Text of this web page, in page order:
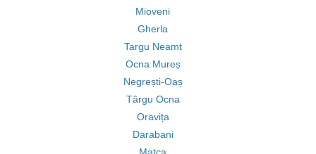
Mioveni
Gherla
Targu Neamt
Ocna Mureș
Negrești-Oaș
Târgu Ocna
Oravița
Darabani